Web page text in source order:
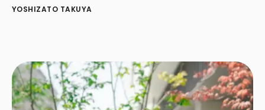
YOSHIZATO TAKUYA